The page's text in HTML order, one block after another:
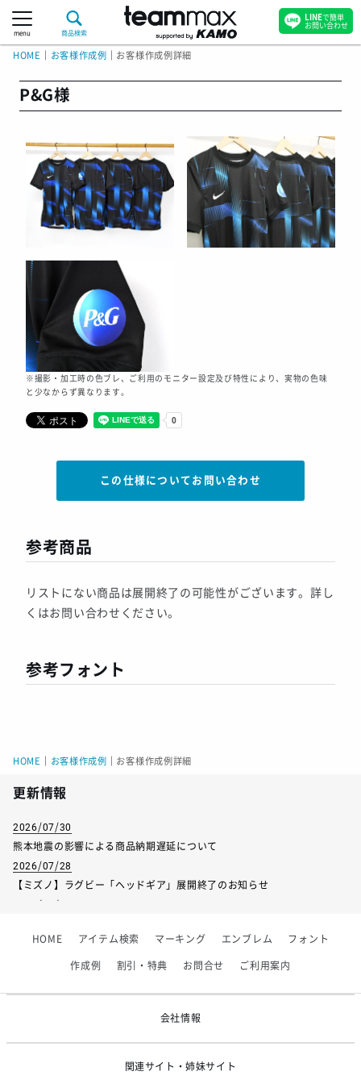
menu 商品検索
HOME お客様作成例 お客様作成例詳細
P&G様
※撮影・加工時の色ブレ、ご利用のモニター設定及び特性により、実物の色味
と少なからず異なります。
この仕様についてお問い合わせ
参考商品
リストにない商品は展開終了の可能性がございます。詳し
くはお問い合わせください。
参考フォント
HOME お客様作成例 お客様作成例詳細
更新情報
2026/07/30
熊本地震の影響による商品納期遅延について
2026/07/28
【ミズノ】ラグビー「ヘッドギア」展開終了のお知らせ
2026/07/01
2026/06/09
【アシックス】一部商品「生地の在庫限り」廃盤のお知らせ
HOME アイテム検索 マーキング エンブレム フォント
作成例 割引・特典 お問合せ ご利用案内
会社情報
関連サイト・姉妹サイト
LINEで簡単
お問い合わせ